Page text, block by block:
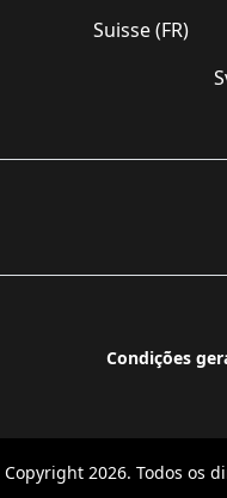
Suisse (FR)
Condições
Copyright 2026. Todos os